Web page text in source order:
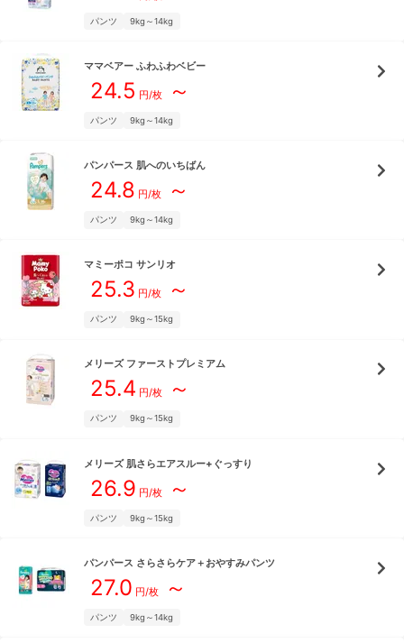
パンツ 9kg～14kg
ママベアー ふわふわベビー
24.5 円/枚～
パンツ 9kg～14kg
パンパース 肌へのいちばん
24.8 円/枚～
パンツ 9kg～14kg
マミーポコ サンリオ
25.3 円/枚～
パンツ 9kg～15kg
メリーズ ファーストプレミアム
25.4 円/枚～
パンツ 9kg～15kg
メリーズ 肌さらエアスルー+ぐっすり
26.9 円/枚～
パンツ 9kg～15kg
パンパース さらさらケア＋おやすみパンツ
27.0 円/枚～
パンツ 9kg～14kg